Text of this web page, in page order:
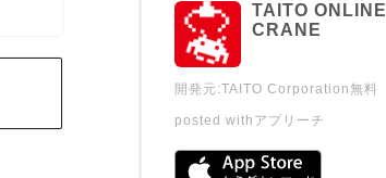
TAITO ONLINE
CRANE
開発元:TAITO Corporation無料
posted with アプリーチ